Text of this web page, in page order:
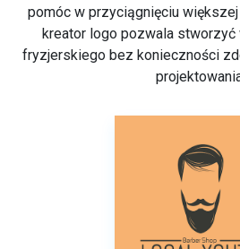
pomóc w przyciągnięciu
kreator logo pozwala stworzyć
fryzjerskiego bez konieczności